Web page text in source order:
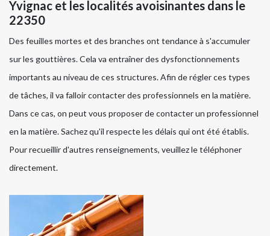
Yvignac et les localités avoisinantes dans le
22350
Des feuilles mortes et des branches ont tendance à s'accumuler
sur les gouttières. Cela va entraîner des dysfonctionnements
importants au niveau de ces structures. Afin de régler ces types
de tâches, il va falloir contacter des professionnels en la matière.
Dans ce cas, on peut vous proposer de contacter un professionnel
en la matière. Sachez qu'il respecte les délais qui ont été établis.
Pour recueillir d'autres renseignements, veuillez le téléphoner
directement.